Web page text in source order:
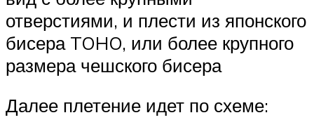
отверстиями, и плести из японского
бисера TOHO, или более крупного
размера чешского бисера
Далее плетение идет по схеме: